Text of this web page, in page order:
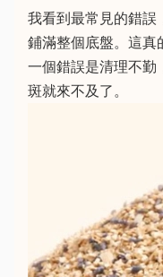
我看到最常見的錯誤
鋪滿整個底盤。這真
一個錯誤是清理不勤
斑就來不及了。